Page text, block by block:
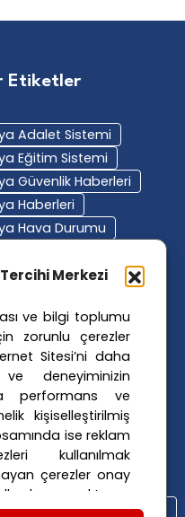
Merkezi
ve bilgi toplumu
zorunlu çerezler
Sitesi’ni daha
deneyiminizin
performans ve
kişiselleştirilmiş
ise reklam
kullanılmak
çerezler onay
Etiketler
Adalet Sistemi
Eğitim Sistemi
Güvenlik Haberleri
Haberleri
Hava Durumu
Polisi
Polis Soruşturması
Sağlık Sistemi
Siyaseti
Suç Haberleri
Trafik Haberleri
FPÖ
Saldırısı
Viyana Polisi